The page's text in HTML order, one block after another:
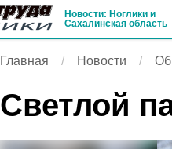
Новости: Ноглики и
Сахалинская область
Главная Новости
Светлой